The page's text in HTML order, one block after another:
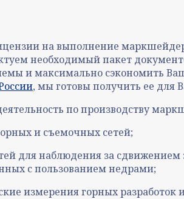
на выполнение
необходимый пакет
и максимально сэкономить
, мы готовы получить ее для
по производству
и съемочных сетей;
для наблюдения за
с пользованием недрами;
измерения горных